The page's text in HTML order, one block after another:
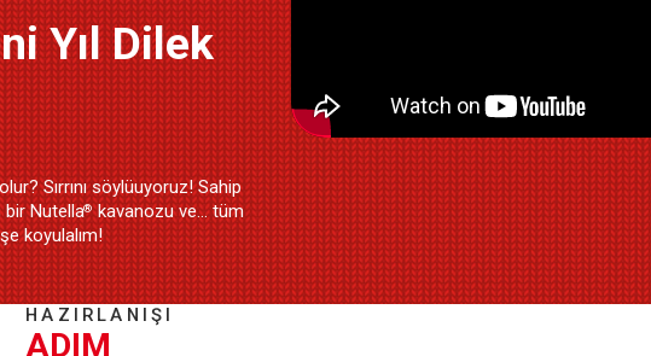
Yıl Dilek
Sırrını söylüuyoruz! Sahip
bir Nutella®kavanozu ve... tüm
koyulalım!
HAZIRLANIŞI
ADIM